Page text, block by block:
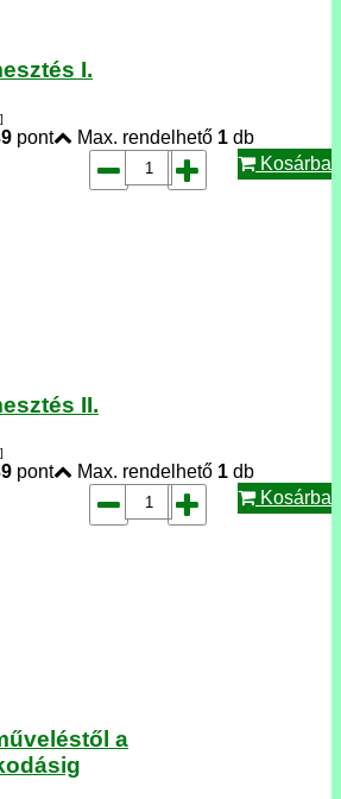
I.
]
pont Max. rendelhető 1 db
Kosárba
II.
]
pont Max. rendelhető 1 db
Kosárba
a